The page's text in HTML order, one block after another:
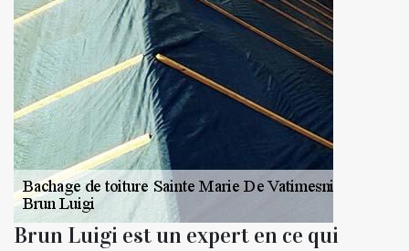
Brun Luigi est un expert en ce qui